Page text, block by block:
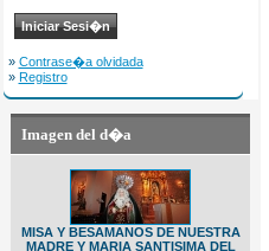
» Contrase�a olvidada
» Registro
Imagen del d�a
MISA Y BESAMANOS DE NUESTRA
MADRE Y MARIA SANTISIMA DEL